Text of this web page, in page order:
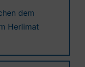
dem
Herlimat